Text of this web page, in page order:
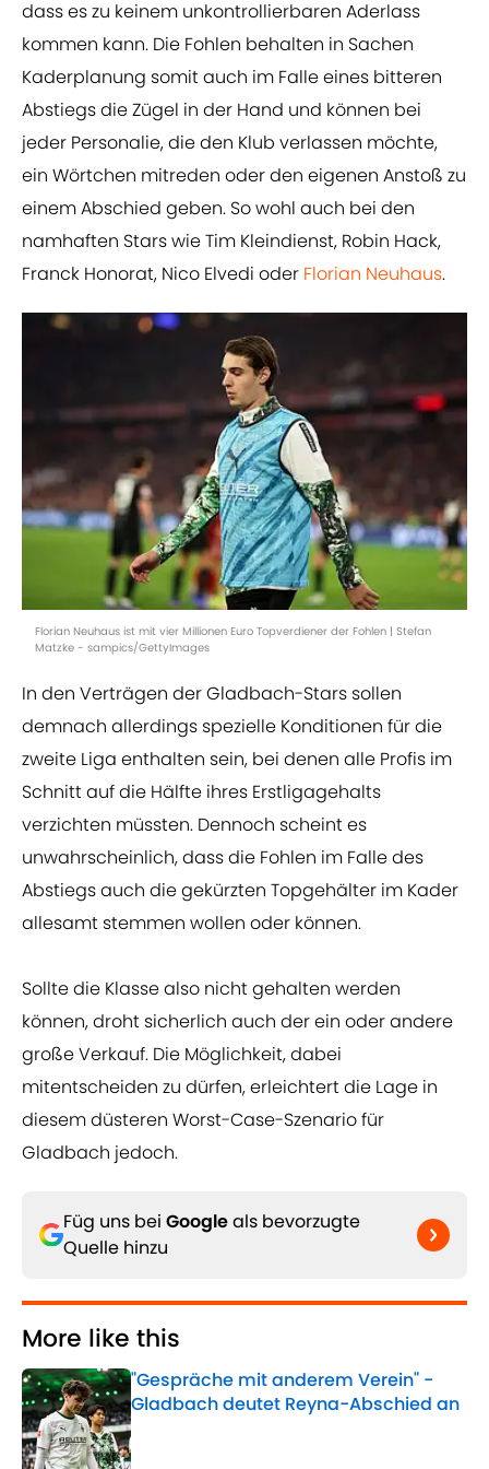
dass es zu keinem unkontrollierbaren Aderlass
kommen kann. Die Fohlen behalten in Sachen
Kaderplanung somit auch im Falle eines bitteren
Abstiegs die Zügel in der Hand und können bei
jeder Personalie, die den Klub verlassen möchte,
ein Wörtchen mitreden oder den eigenen Anstoß zu
einem Abschied geben. So wohl auch bei den
namhaften Stars wie Tim Kleindienst, Robin Hack,
Franck Honorat, Nico Elvedi oder Florian Neuhaus.
Florian Neuhaus ist mit vier Millionen Euro Topverdiener der Fohlen | Stefan
Matzke - sampics/GettyImages
In den Verträgen der Gladbach-Stars sollen
demnach allerdings spezielle Konditionen für die
zweite Liga enthalten sein, bei denen alle Profis im
Schnitt auf die Hälfte ihres Erstligagehalts
verzichten müssten. Dennoch scheint es
unwahrscheinlich, dass die Fohlen im Falle des
Abstiegs auch die gekürzten Topgehälter im Kader
allesamt stemmen wollen oder können.
Sollte die Klasse also nicht gehalten werden
können, droht sicherlich auch der ein oder andere
große Verkauf. Die Möglichkeit, dabei
mitentscheiden zu dürfen, erleichtert die Lage in
diesem düsteren Worst-Case-Szenario für
Gladbach jedoch.
Füg uns bei Googleals bevorzugte
Quelle hinzu
More like this
"Gespräche mit anderem Verein" -
Gladbach deutet Reyna-Abschied an
Published by on Invalid Date